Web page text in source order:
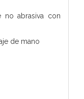
no abrasiva con
de mano